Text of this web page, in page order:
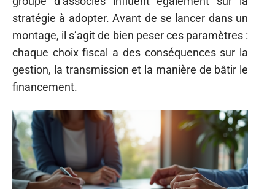
stratégie à adopter. Avant de se lancer dans un
montage, il s’agit de bien peser ces paramètres :
chaque choix fiscal a des conséquences sur la
gestion, la transmission et la manière de bâtir le
financement.